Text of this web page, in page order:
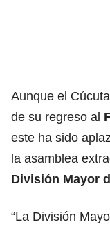
Aunque el
de su regreso al
este ha sido
la asamblea
División Mayor
“La División